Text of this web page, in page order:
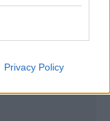
Privacy Policy